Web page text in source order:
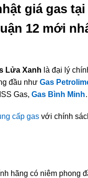
giá gas
12 mới
Lửa Xanh là đại lý
đầu như Gas
Gas, Gas Bình Minh
cấp gas với chính
hãng có niêm phong